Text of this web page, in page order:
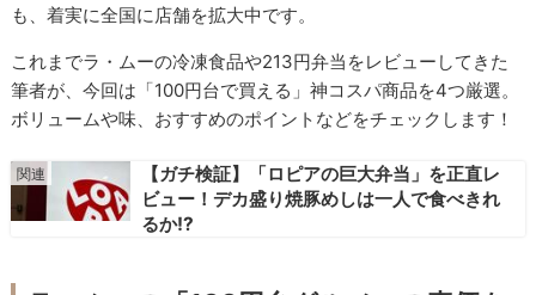
も、着実に全国に店舗を拡大中です。
これまでラ・ムーの冷凍食品や213円弁当をレビューしてきた
筆者が、今回は「100円台で買える」神コスパ商品を4つ厳選。
ボリュームや味、おすすめのポイントなどをチェックします！
【ガチ検証】「ロピアの巨大弁当」を正直レ
ビュー！デカ盛り焼豚めしは一人で食べきれ
るか!?